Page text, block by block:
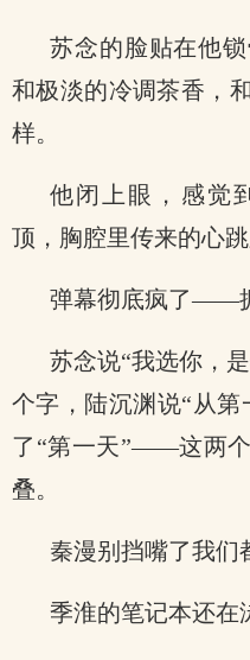
苏念的脸贴在他
和极淡的冷调茶香，
样。
他闭上眼，感觉
顶，胸腔里传来的心跳
弹幕彻底疯了——
苏念说“我选你，
个字，陆沉渊说“从第
了“第一天”——这两
叠。
秦漫别挡嘴了我们
季淮的笔记本还在